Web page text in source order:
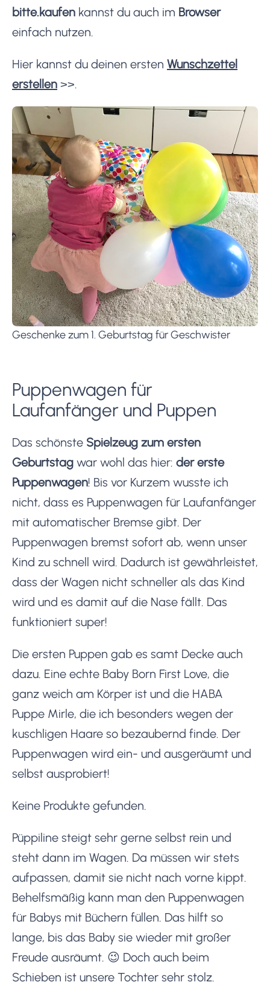
bitte.kaufen kannst du auch im Browser
einfach nutzen.
Hier kannst du deinen ersten Wunschzettel
erstellen >>.
Geschenke zum 1. Geburtstag für Geschwister
Puppenwagen für
Laufanfänger und Puppen
Das schönste Spielzeug zum ersten
Geburtstag war wohl das hier: der erste
Puppenwagen! Bis vor Kurzem wusste ich
nicht, dass es Puppenwagen für Laufanfänger
mit automatischer Bremse gibt. Der
Puppenwagen bremst sofort ab, wenn unser
Kind zu schnell wird. Dadurch ist gewährleistet,
dass der Wagen nicht schneller als das Kind
wird und es damit auf die Nase fällt. Das
funktioniert super!
Die ersten Puppen gab es samt Decke auch
dazu. Eine echte Baby Born First Love, die
ganz weich am Körper ist und die HABA
Puppe Mirle, die ich besonders wegen der
kuschligen Haare so bezaubernd finde. Der
Puppenwagen wird ein- und ausgeräumt und
selbst ausprobiert!
Keine Produkte gefunden.
Püppiline steigt sehr gerne selbst rein und
steht dann im Wagen. Da müssen wir stets
aufpassen, damit sie nicht nach vorne kippt.
Behelfsmäßig kann man den Puppenwagen
für Babys mit Büchern füllen. Das hilft so
lange, bis das Baby sie wieder mit großer
Freude ausräumt. 😉 Doch auch beim
Schieben ist unsere Tochter sehr stolz.